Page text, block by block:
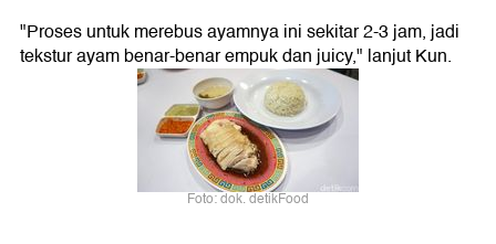
"Proses untuk merebus ayamnya ini sekitar 2-3 jam, jadi
tekstur ayam benar-benar empuk dan juicy," lanjut Kun.
Foto: dok. detikFood